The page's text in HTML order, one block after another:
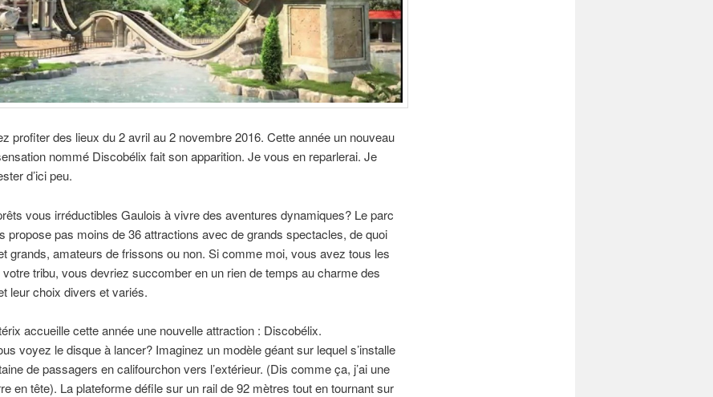
profiter des lieux du 2 avril au 2 novembre 2016. Cette année un nouveau
nommé Discobélix fait son apparition. Je vous en reparlerai. Je
d’ici peu.
vous irréductibles Gaulois à vivre des aventures dynamiques? Le parc
propose pas moins de 36 attractions avec de grands spectacles, de quoi
grands, amateurs de frissons ou non. Si comme moi, vous avez tous les
tribu, vous devriez succomber en un rien de temps au charme des
leur choix divers et variés.
accueille cette année une nouvelle attraction : Discobélix.
voyez le disque à lancer? Imaginez un modèle géant sur lequel s’installe
de passagers en califourchon vers l’extérieur. (Dis comme ça, j’ai une
en tête). La plateforme défile sur un rail de 92 mètres tout en tournant sur